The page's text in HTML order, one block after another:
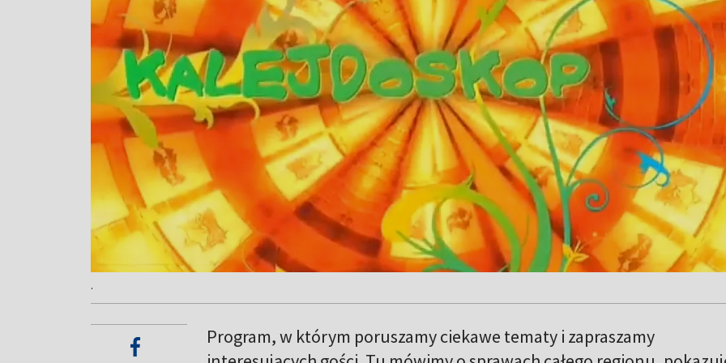
.
Program, w którym poruszamy ciekawe tematy i zapraszamy